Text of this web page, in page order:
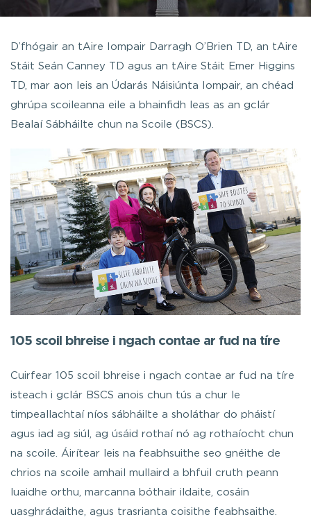
D’fhógair an tAire Iompair Darragh O’Brien TD, an tAire
Stáit Seán Canney TD agus an tAire Stáit Emer Higgins
TD, mar aon leis an Údarás Náisiúnta Iompair, an chéad
ghrúpa scoileanna eile a bhainfidh leas as an gclár
Bealaí Sábháilte chun na Scoile (BSCS).
105 scoil bhreise i ngach contae ar fud na tíre
Cuirfear 105 scoil bhreise i ngach contae ar fud na tíre
isteach i gclár BSCS anois chun tús a chur le
timpeallachtaí níos sábháilte a sholáthar do pháistí
agus iad ag siúl, ag úsáid rothaí nó ag rothaíocht chun
na scoile. Áirítear leis na feabhsuithe seo gnéithe de
chrios na scoile amhail mullaird a bhfuil cruth peann
luaidhe orthu, marcanna bóthair ildaite, cosáin
uasghrádaithe, agus trasrianta coisithe feabhsaithe.